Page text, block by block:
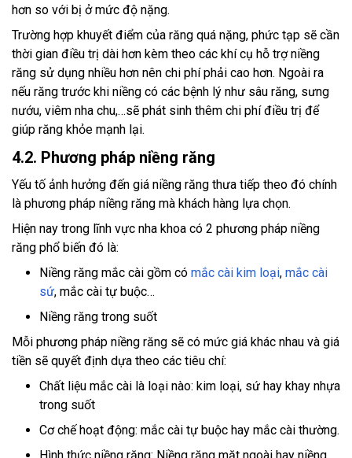
hơn so với bị ở mức độ nặng.
Trường hợp khuyết điểm của răng quá nặng, phức tạp sẽ cần
thời gian điều trị dài hơn kèm theo các khí cụ hỗ trợ niềng
răng sử dụng nhiều hơn nên chi phí phải cao hơn. Ngoài ra
nếu răng trước khi niềng có các bệnh lý như sâu răng, sưng
nướu, viêm nha chu,…sẽ phát sinh thêm chi phí điều trị để
giúp răng khỏe mạnh lại.
4.2. Phương pháp niềng răng
Yếu tố ảnh hưởng đến giá niềng răng thưa tiếp theo đó chính
là phương pháp niềng răng mà khách hàng lựa chọn.
Hiện nay trong lĩnh vực nha khoa có 2 phương pháp niềng
răng phổ biến đó là:
Niềng răng mắc cài gồm có mắc cài kim loại, mắc cài
sứ, mắc cài tự buộc…
Niềng răng trong suốt
Mỗi phương pháp niềng răng sẽ có mức giá khác nhau và giá
tiền sẽ quyết định dựa theo các tiêu chí:
Chất liệu mắc cài là loại nào: kim loại, sứ hay khay nhựa
trong suốt
Cơ chế hoạt động: mắc cài tự buộc hay mắc cài thường.